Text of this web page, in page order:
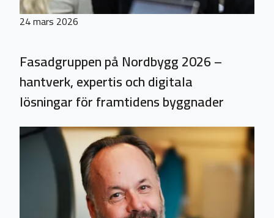
24 mars 2026
Fasadgruppen på Nordbygg 2026 –
hantverk, expertis och digitala
lösningar för framtidens byggnader